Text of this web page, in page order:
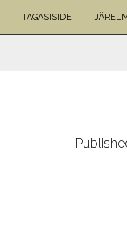
TAGASISIDE